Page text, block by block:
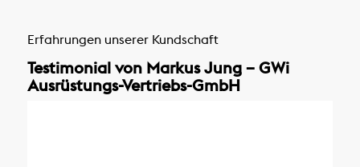
Erfahrungen unserer Kundschaft
Testimonial von Markus Jung – GWi
Ausrüstungs-Vertriebs-GmbH